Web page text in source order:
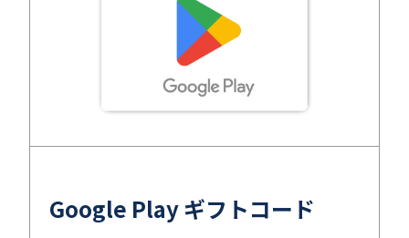
Google Play ギフトコード